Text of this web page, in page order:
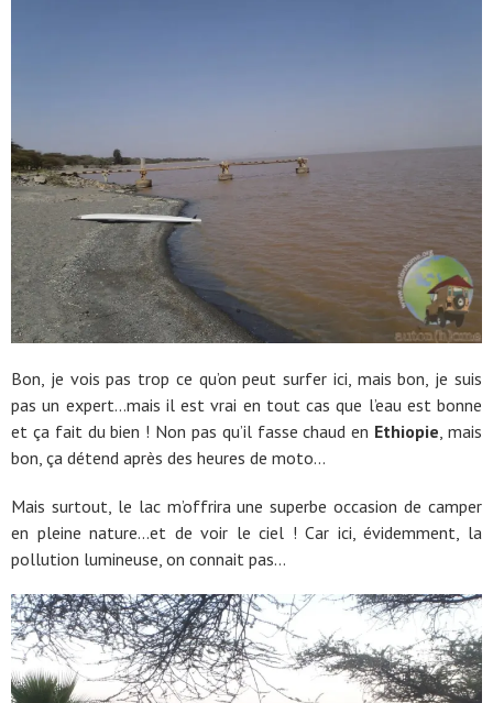
Bon, je vois pas trop ce qu’on peut surfer ici, mais bon, je suis
pas un expert…mais il est vrai en tout cas que l’eau est bonne
et ça fait du bien ! Non pas qu’il fasse chaud en Ethiopie, mais
bon, ça détend après des heures de moto…
Mais surtout, le lac m’offrira une superbe occasion de camper
en pleine nature…et de voir le ciel ! Car ici, évidemment, la
pollution lumineuse, on connait pas…